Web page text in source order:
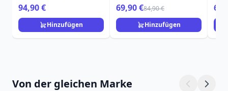
94,90 €
Hinzufügen
69,90 €84,90 €
Hinzufügen
Von der gleichen Marke